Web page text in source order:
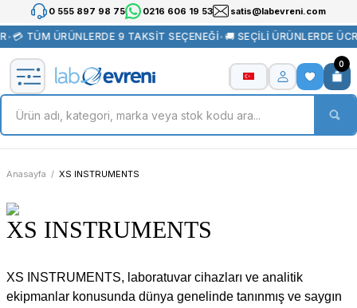
0 555 897 98 75 0216 606 19 53 satis@labevreni.com
TÜM ÜRÜNLERDE 9 TAKSİT SEÇENEĞİ•🚚 SEÇİLİ ÜRÜNLERDE
0
Anasayfa XS INSTRUMENTS
XS INSTRUMENTS
XS INSTRUMENTS, laboratuvar cihazları ve analitik
ekipmanlar konusunda dünya genelinde tanınmış ve saygın